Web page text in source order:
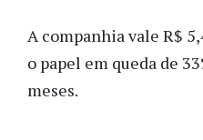
A companhia vale R$
o papel em queda de
meses.